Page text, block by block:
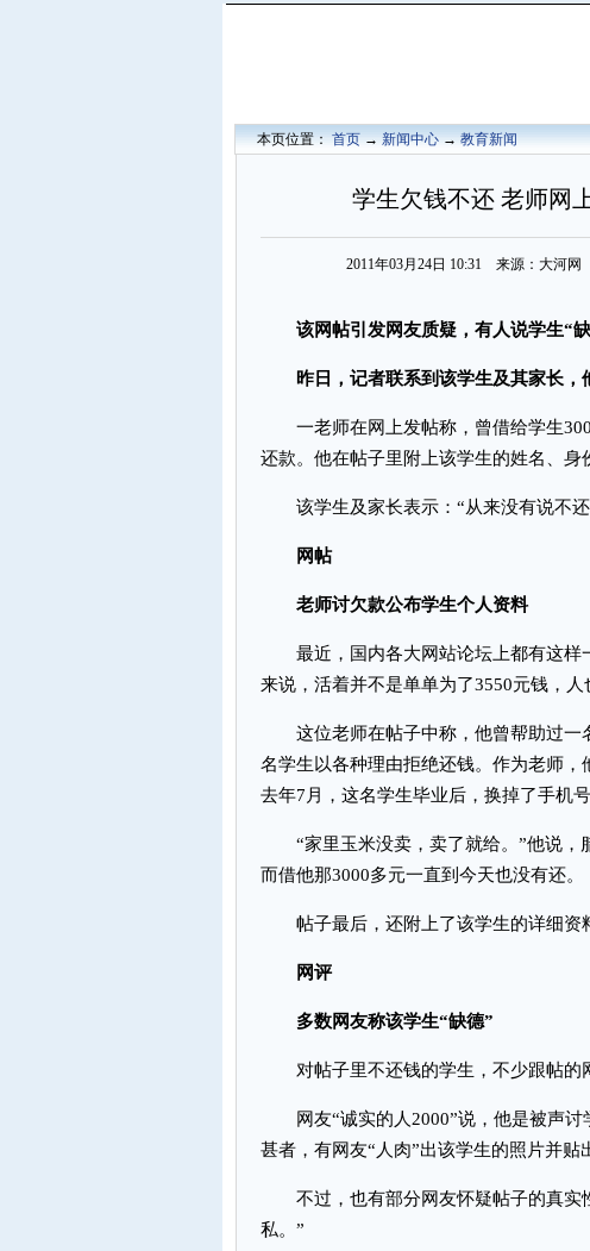
本页位置：首页→新闻中心→教育新闻
学生欠钱不还 老师网
2011年03月24日 10:31 来源：大河网
该网帖引发网友质疑，有人说学生“
昨日，记者联系到该学生及其家长，
一老师在网上发帖称，曾借给学生
还款。他在帖子里附上该学生的姓名、身
该学生及家长表示：“从来没有说不还
网帖
老师讨欠款公布学生个人资料
最近，国内各大网站论坛上都有这样
来说，活着并不是单单为了3550元钱，人
这位老师在帖子中称，他曾帮助过一
名学生以各种理由拒绝还钱。作为老师，
去年7月，这名学生毕业后，换掉了手机
“家里玉米没卖，卖了就给。”他说，
而借他那3000多元一直到今天也没有还。
帖子最后，还附上了该学生的详细资
网评
多数网友称该学生“缺德”
对帖子里不还钱的学生，不少跟帖的
网友“诚实的人2000”说，他是被声讨
甚者，有网友“人肉”出该学生的照片并贴
不过，也有部分网友怀疑帖子的真实
私。”